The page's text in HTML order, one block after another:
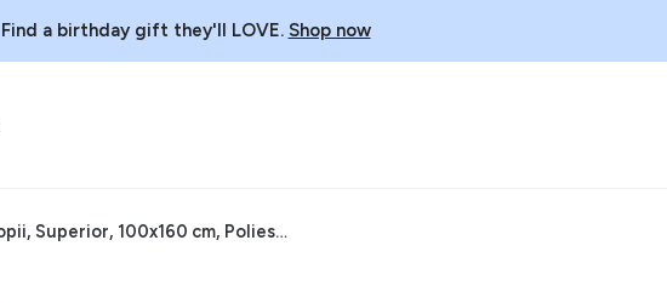
Find a birthday gift they'll LOVE. Shop now
Covor pentru copii, Superior, 100x160 cm, Poliester, Albastru